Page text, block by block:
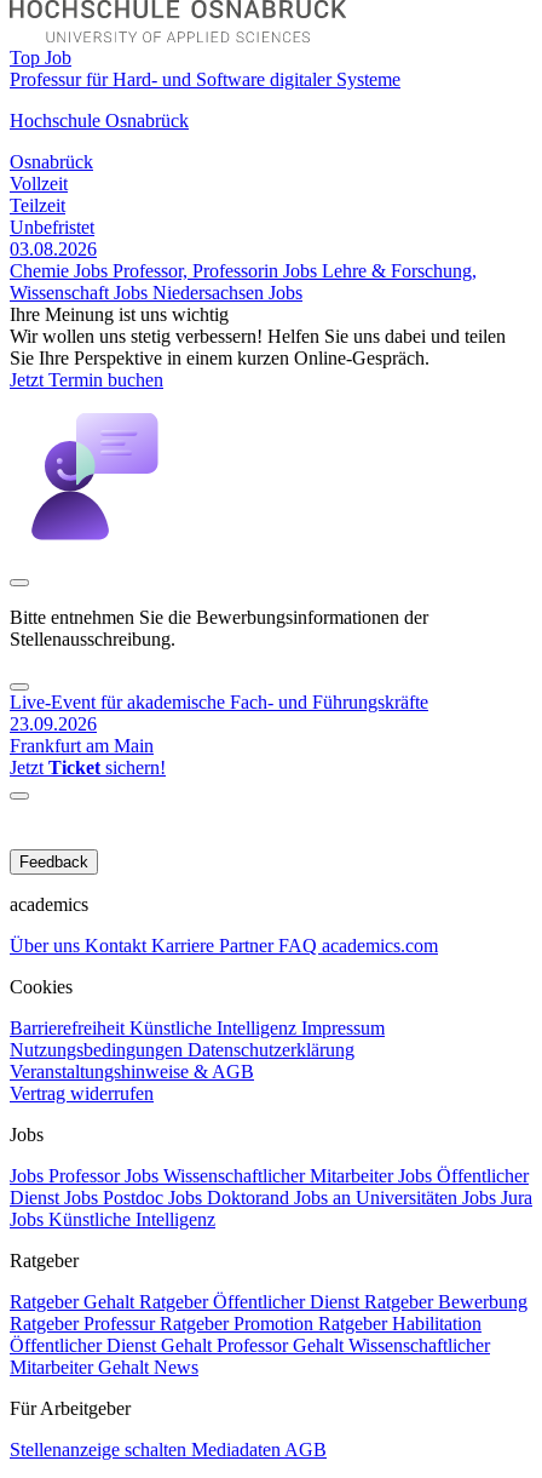
Top Job
Professur für Hard- und Software digitaler Systeme
Hochschule Osnabrück
Osnabrück
Vollzeit
Teilzeit
Unbefristet
03.08.2026
Chemie Jobs Professor, Professorin Jobs Lehre & Forschung,
Wissenschaft Jobs Niedersachsen Jobs
Ihre Meinung ist uns wichtig
Wir wollen uns stetig verbessern! Helfen Sie uns dabei und teilen
Sie Ihre Perspektive in einem kurzen Online-Gespräch.
Jetzt Termin buchen
Bitte entnehmen Sie die Bewerbungsinformationen der
Stellenausschreibung.
Live-Event für akademische Fach- und Führungskräfte
23.09.2026
Frankfurt am Main
Jetzt Ticket sichern!
Feedback
academics
Über uns Kontakt Karriere PartnerFAQ academics.com
Cookies
Barrierefreiheit Künstliche Intelligenz Impressum
Nutzungsbedingungen Datenschutzerklärung
Veranstaltungshinweise & AGB
Vertrag widerrufen
Jobs
Jobs ProfessorJobs Wissenschaftlicher MitarbeiterJobs Öffentlicher
Dienst Jobs Postdoc Jobs Doktorand Jobs an Universitäten Jobs Jura
Jobs Künstliche Intelligenz
Ratgeber
Ratgeber Gehalt Ratgeber Öffentlicher Dienst Ratgeber Bewerbung
Ratgeber ProfessurRatgeber Promotion Ratgeber Habilitation
Öffentlicher Dienst Gehalt Professor Gehalt Wissenschaftlicher
Mitarbeiter Gehalt News
Für Arbeitgeber
Stellenanzeige schalten Mediadaten AGB